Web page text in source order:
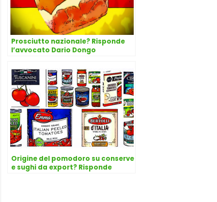
Prosciutto nazionale? Risponde
l’avvocato Dario Dongo
Origine del pomodoro su conserve
e sughi da export? Risponde